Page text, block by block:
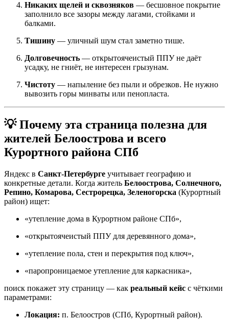
Никаких щелей и сквозняков — бесшовное покрытие
заполнило все зазоры между лагами, стойками и
балками.
Тишину — уличный шум стал заметно тише.
Долговечность — открытоячеистый ППУ не даёт
усадку, не гниёт, не интересен грызунам.
Чистоту — напыление без пыли и обрезков. Не нужно
вывозить горы минваты или пенопласта.
💡 Почему эта страница полезна для
жителей Белоострова и всего
Курортного района СПб
Яндекс в Санкт-Петербурге учитывает географию и
конкретные детали. Когда житель Белоострова, Солнечного,
Репино, Комарова, Сестрорецка, Зеленогорска (Курортный
район) ищет:
«утепление дома в Курортном районе СПб»,
«открытоячеистый ППУ для деревянного дома»,
«утепление пола, стен и перекрытия под ключ»,
«паропроницаемое утепление для каркасника»,
поиск покажет эту страницу — как реальный кейс с чёткими
параметрами:
Локация: п. Белоостров (СПб, Курортный район).